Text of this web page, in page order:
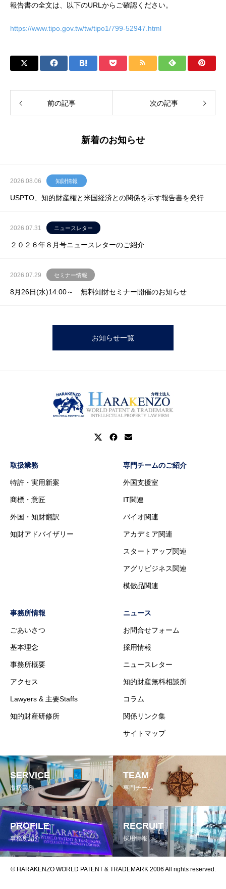
報告書の全文は、以下のURLからご確認ください。
https://www.tipo.gov.tw/tw/tipo1/799-52947.html
前の記事 次の記事
新着のお知らせ
2026.08.06 知財情報
USPTO、知的財産権と米国経済との関係を示す報告書を発行
2026.07.31 ニュースレター
２０２６年８月号ニュースレターのご紹介
2026.07.29 セミナー情報
8月26日(水)14:00～ 無料知財セミナー開催のお知らせ
お知らせ一覧
取扱業務
特許・実用新案
商標・意匠
外国・知財翻訳
知財アドバイザリー
専門チームのご紹介
外国支援室
IT関連
バイオ関連
アカデミア関連
スタートアップ関連
アグリビジネス関連
模倣品関連
事務所情報
ごあいさつ
基本理念
事務所概要
アクセス
Lawyers & 主要Staffs
知的財産研修所
ニュース
お問合せフォーム
採用情報
ニュースレター
知的財産無料相談所
コラム
関係リンク集
サイトマップ
SERVICE
取扱業務
TEAM
専門チーム
PROFILE
事務所紹介
RECRUIT
採用情報
© HARAKENZO WORLD PATENT & TRADEMARK 2006 All rights reserved.